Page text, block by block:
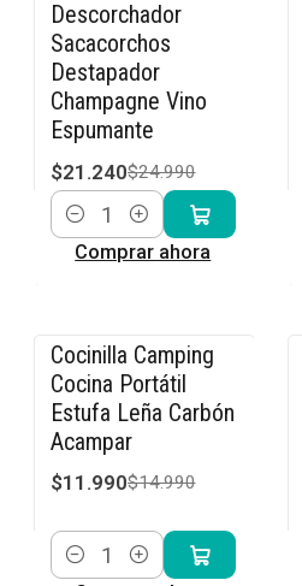
-15% OFF
Descorchador
Sacacorchos
Destapador
Champagne Vino
Espumante
$21.240$24.990
Cantidad
Comprar ahora
-20% OFF
Cocinilla Camping
Cocina Portátil
Estufa Leña Carbón
Acampar
$11.990$14.990
Cantidad